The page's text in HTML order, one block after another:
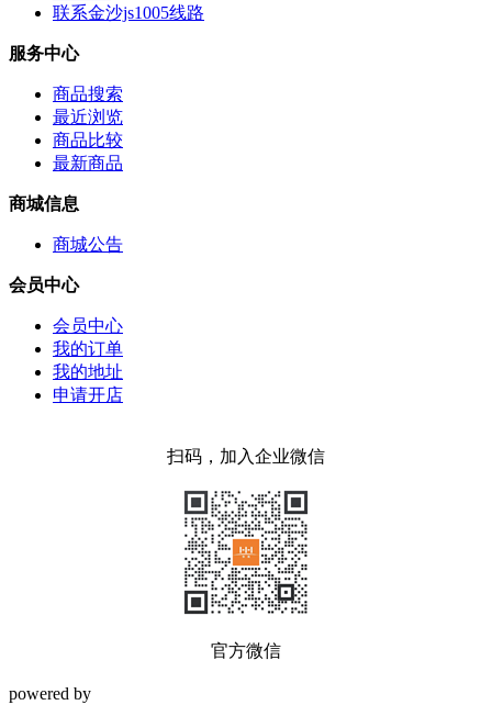
联系金沙js1005线路
服务中心
商品搜索
最近浏览
商品比较
最新商品
商城信息
商城公告
会员中心
会员中心
我的订单
我的地址
申请开店
扫码，加入企业微信
官方微信
powered by